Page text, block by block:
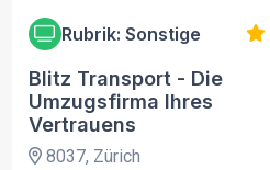
Rubrik: Sonstige
Blitz Transport - Die
Umzugsfirma Ihres
Vertrauens
8037, Zürich